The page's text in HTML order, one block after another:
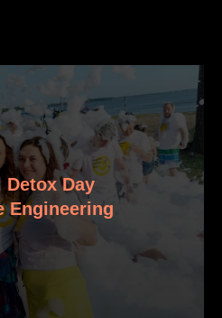
Detox Day
Engineering